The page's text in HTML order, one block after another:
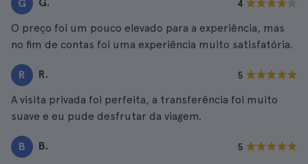
G 4
O preço foi um pouco elevado para a experiência, mas
no fim de contas foi uma experiência muito satisfatória.
R R. 5
A visita privada foi perfeita, a transferência foi muito
suave e eu pude desfrutar da viagem.
B B. 5